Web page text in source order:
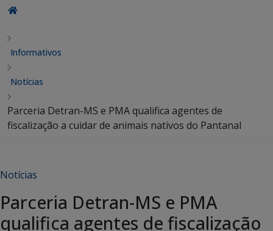
Informativos
Notícias
Parceria Detran-MS e PMA qualifica agentes de
fiscalização a cuidar de animais nativos do Pantanal
Notícias
Parceria Detran-MS e PMA
qualifica agentes de fiscalização